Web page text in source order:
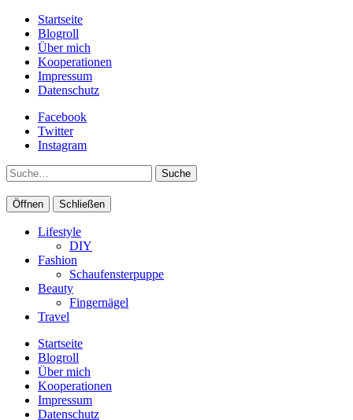
Startseite
Blogroll
Über mich
Kooperationen
Impressum
Datenschutz
Facebook
Twitter
Instagram
Suche
Öffnen Schließen
Lifestyle
DIY
Fashion
Schaufensterpuppe
Beauty
Fingernägel
Travel
Startseite
Blogroll
Über mich
Kooperationen
Impressum
Datenschutz